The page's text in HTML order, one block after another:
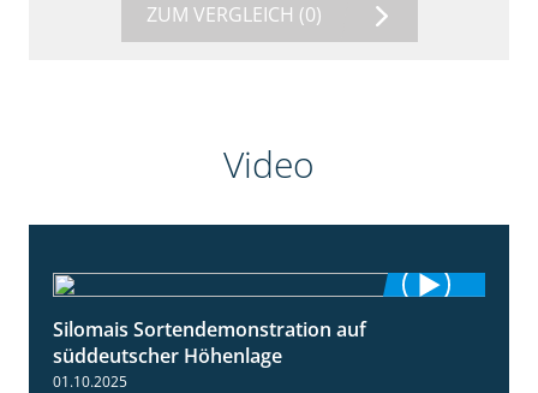
ZUM VERGLEICH (0)
Video
Silomais Sortendemonstration auf
süddeutscher Höhenlage
01.10.2025